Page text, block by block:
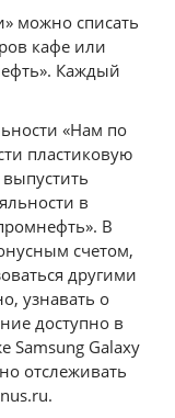
можно списать
кафе или
Каждый
«Нам по
пластиковую
в
В
счетом,
другими
узнавать о
доступно в
Samsung Galaxy
отслеживать